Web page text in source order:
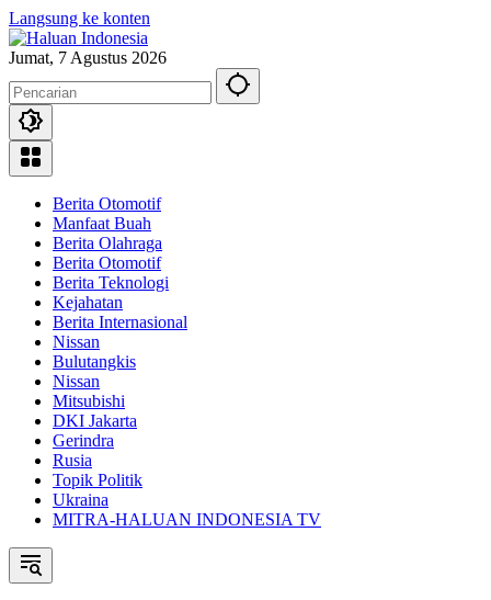
Langsung ke konten
Jumat, 7 Agustus 2026
Berita Otomotif
Manfaat Buah
Berita Olahraga
Berita Otomotif
Berita Teknologi
Kejahatan
Berita Internasional
Nissan
Bulutangkis
Nissan
Mitsubishi
DKI Jakarta
Gerindra
Rusia
Topik Politik
Ukraina
MITRA-HALUAN INDONESIA TV